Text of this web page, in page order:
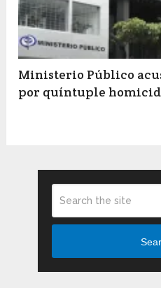
Ministerio Público
por quíntuple